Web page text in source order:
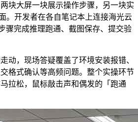
块大屏一块展示操作步骤，另一块实
。开发者在各自笔记本上连接海光云
骤完成推理跑通、截图保存、提交验
动，现场答疑覆盖了环境安装报错、
格式确认等高频问题。整个实操环节
拉松，鼠标敲击声和偶发的「跑通